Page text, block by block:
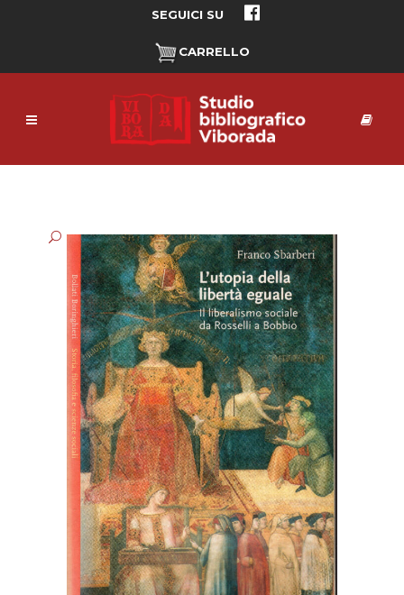
SEGUICI SU
CARRELLO